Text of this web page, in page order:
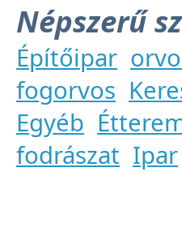
Népszerű
Építőipar
fogorvos
Egyéb
fodrászat Ipar